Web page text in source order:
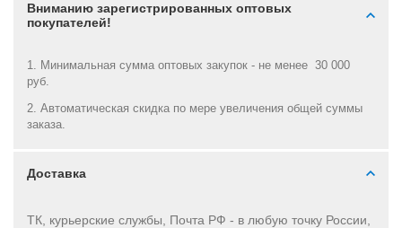
Вниманию зарегистрированных оптовых
покупателей!
1. Минимальная сумма оптовых закупок - не менее 30 000
руб.
2. Автоматическая скидка по мере увеличения общей суммы
заказа.
Доставка
ТК, курьерские службы, Почта РФ - в любую точку России,